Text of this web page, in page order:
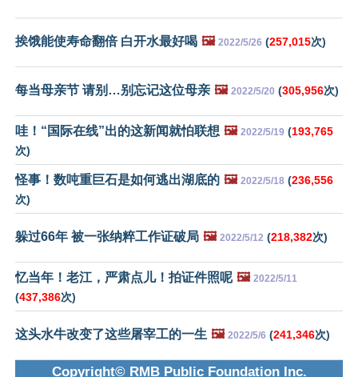
挨饿能使寿命翻倍 白开水最好喝 🖼️ 2022/5/26 (257,015次)
每当母亲节 请别…别忘记这位母亲 🖼️ 2022/5/20 (305,956次)
哇！“国际在线”出的这新闻就怕联想 🖼️ 2022/5/19 (193,765
次)
怪事！数吨重巨石是如何逃出湖底的 🖼️ 2022/5/18 (236,556
次)
躲过66年 被一张纳粹工作证破局 🖼️ 2022/5/12 (218,382次)
忆当年！老江，严肃点儿！拍证件照呢 🖼️ 2022/5/11
(437,386次)
这头水牛改变了这些屠宰工的一生 🖼️ 2022/5/6 (241,346次)
Copyright© RMB Public Foundation Inc.